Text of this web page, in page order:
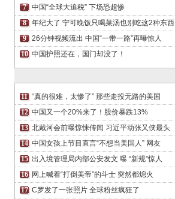
中国“全球大追税” 下场恐超惨
年纪大了 宁可晚饭只喝菜汤也别吃这2种东西
26分钟视频流出 中国“一带一路”再曝惊人
中国护照还在，国门却没了！
“真的很难，太惨了” 那些走投无路的美国
中国又一个20%来了！股价暴跌13%
北戴河会前曝惊悚传闻 习近平动张又侠最头
中国女孩上节目直言“不想当美国人” 网友
出入境管理局内部公安发文 曝 “新规”惊人
网上喊着“打倒美帝”的斗士 突然都熄火
C罗发了一张照片 全球粉丝疯狂了